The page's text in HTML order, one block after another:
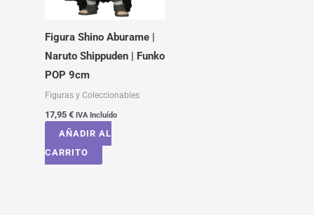
Figura Shino Aburame |
Naruto Shippuden | Funko
POP 9cm
Figuras y Coleccionables
17,95 € IVA Incluído
AÑADIR AL
CARRITO